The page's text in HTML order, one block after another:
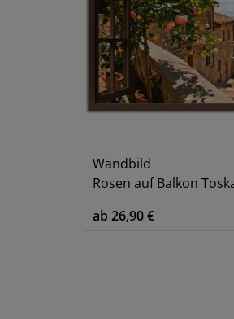
Wandbild
Rosen auf Balkon
ab 26,90 €